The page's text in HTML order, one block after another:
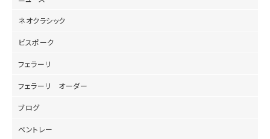
ネオクラシック
ビスポーク
フェラーリ
フェラーリ オーダー
ブログ
ベントレー